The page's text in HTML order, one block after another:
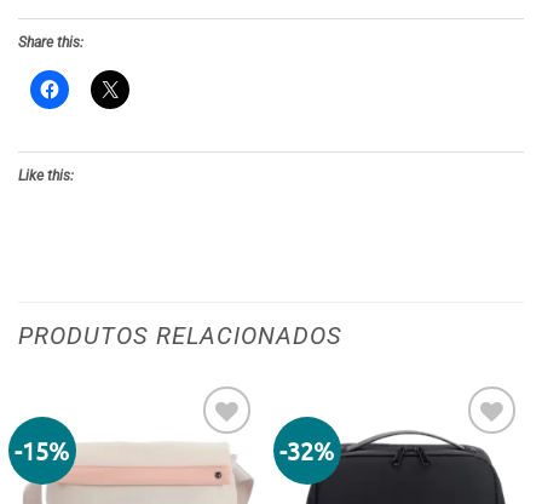
Share this:
Like this:
PRODUTOS RELACIONADOS
-15%
Adicionar
aos meus
-32%
Adicionar
aos meus